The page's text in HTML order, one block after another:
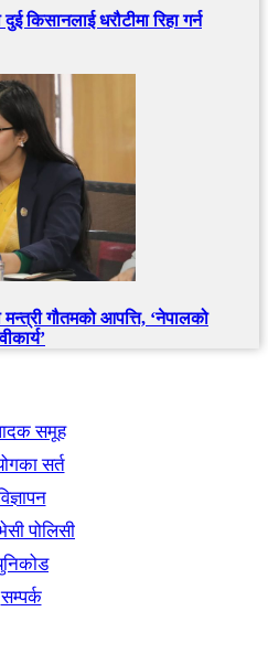
किसानलाई धरौटीमा रिहा गर्न
मन्त्री गौतमको आपत्ति, ‘नेपालको
समूह
सर्त
पोलिसी
सम्पर्क